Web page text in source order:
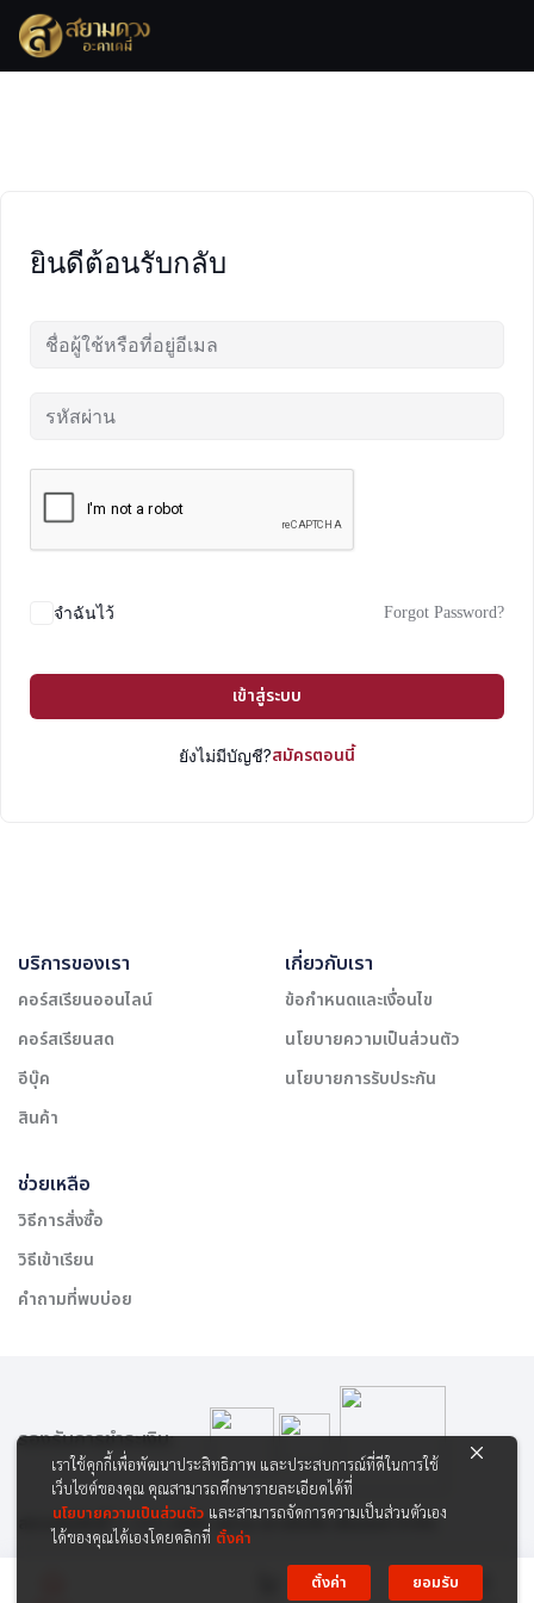
Skip
content
ยินดีต้อนรับกลับ
จำฉันไว้ Forgot Password?
เข้าสู่ระบบ
ยังไม่มีบัญชี?สมัครตอนนี้
บริการของเรา
คอร์สเรียนออนไลน์
คอร์สเรียนสด
อีบุ๊ค
สินค้า
เกี่ยวกับเรา
ข้อกำหนดและเงื่อนไข
นโยบายความเป็นส่วนตัว
นโยบายการรับประกัน
ช่วยเหลือ
วิธีการสั่งซื้อ
วิธีเข้าเรียน
คำถามที่พบบ่อย
สงวนลิขสิทธิ์ © 2565 บริษัท สยาม เคาเซิลลิ่ง เซ็นเตอร์ จำกัด
รองรับการชำระเงิน:
เราใช้คุกกี้เพื่อพัฒนาประสิทธิภาพ และประสบการณ์ที่ดีในการใช้
เว็บไซต์ของคุณ คุณสามารถศึกษารายละเอียดได้ที่
นโยบายความเป็นส่วนตัว และสามารถจัดการความเป็นส่วนตัวเอง
ได้ของคุณได้เองโดยคลิกที่ ตั้งค่า
ตั้งค่า
ยอมรับ